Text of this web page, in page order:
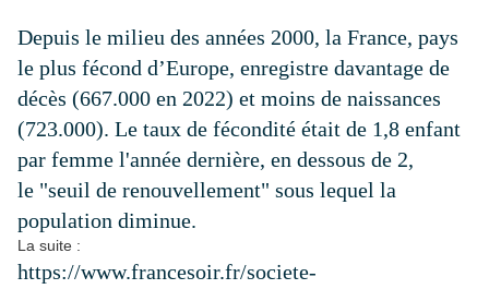
Depuis le milieu des années 2000, la France, pays
le plus fécond d’Europe, enregistre davantage de
décès (667.000 en 2022) et moins de naissances
(723.000). Le taux de fécondité était de 1,8 enfant
par femme l'année dernière, en dessous de 2,
le "seuil de renouvellement" sous lequel la
population diminue.
La suite :
https://www.francesoir.fr/societe-